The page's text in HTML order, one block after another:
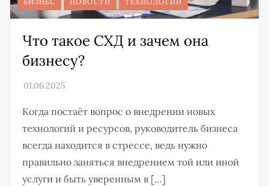
Что такое СХД и зачем она
бизнесу?
Когда постаёт вопрос о внедрении новых
технологий и ресурсов, руководитель бизнеса
всегда находится в стрессе, ведь нужно
правильно заняться внедрением той или иной
услуги и быть уверенным в […]